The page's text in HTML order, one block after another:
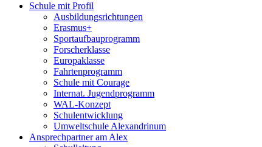
Schule mit Profil
Ausbildungsrichtungen
Erasmus+
Sportaufbauprogramm
Forscherklasse
Europaklasse
Fahrtenprogramm
Schule mit Courage
Internat. Jugendprogramm
WAL-Konzept
Schulentwicklung
Umweltschule Alexandrinum
Ansprechpartner am Alex